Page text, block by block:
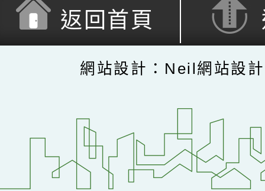
返回首頁
網站設計：Neil網站設